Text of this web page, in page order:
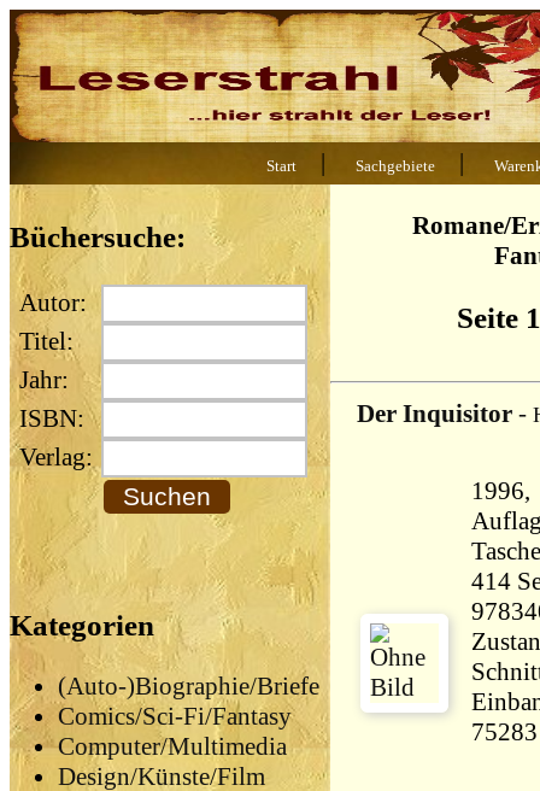
Start | Sachgebiete |
Büchersuche:
Autor:
Titel:
Jahr:
ISBN:
Verlag:
Kategorien
(Auto-)Biographie/Briefe
Comics/Sci-Fi/Fantasy
Computer/Multimedia
Design/Künste/Film
Romane/
Seite
Der Inquisitor -
414 Seiten
75283